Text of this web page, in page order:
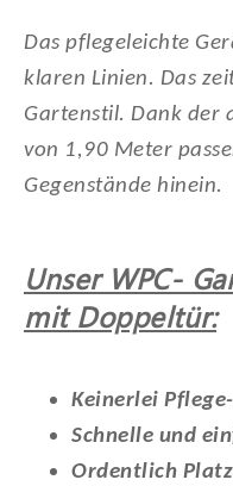
Das pflegeleichte
klaren Linien. Das
Gartenstil. Dank der
von 1,90 Meter
Gegenstände hinein.
Unser WPC-
mit Doppeltür:
Keinerlei
Schnelle und
Ordentlich